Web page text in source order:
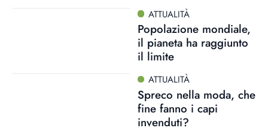
ATTUALITÀ
Popolazione mondiale,
il pianeta ha raggiunto
il limite
ATTUALITÀ
Spreco nella moda, che
fine fanno i capi
invenduti?